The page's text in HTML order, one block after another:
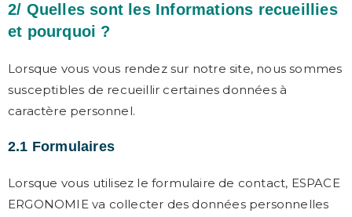
2/ Quelles sont les Informations recueillies
et pourquoi ?
Lorsque vous vous rendez sur notre site, nous sommes
susceptibles de recueillir certaines données à
caractère personnel.
2.1 Formulaires
Lorsque vous utilisez le formulaire de contact, ESPACE
ERGONOMIE va collecter des données personnelles